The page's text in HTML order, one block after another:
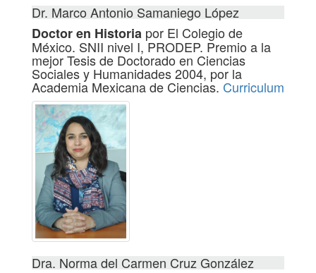
Dr. Marco Antonio Samaniego López
Doctor en Historia por El Colegio de
México. SNII nivel I, PRODEP. Premio a la
mejor Tesis de Doctorado en Ciencias
Sociales y Humanidades 2004, por la
Academia Mexicana de Ciencias. Curriculum
Dra. Norma del Carmen Cruz González